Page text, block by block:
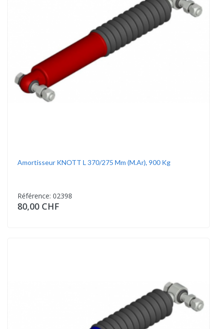
Amortisseur KNOTT L 370/275 Mm (m.ar), 900 Kg
Référence: 02398
80,00 CHF